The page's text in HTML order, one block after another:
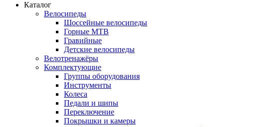
Каталог
Велосипеды
Шоссейные велосипеды
Горные МTB
Гравийные
Детские велосипеды
Велотренажёры
Комплектующие
Группы оборудования
Инструменты
Колеса
Педали и шипы
Переключение
Покрышки и камеры